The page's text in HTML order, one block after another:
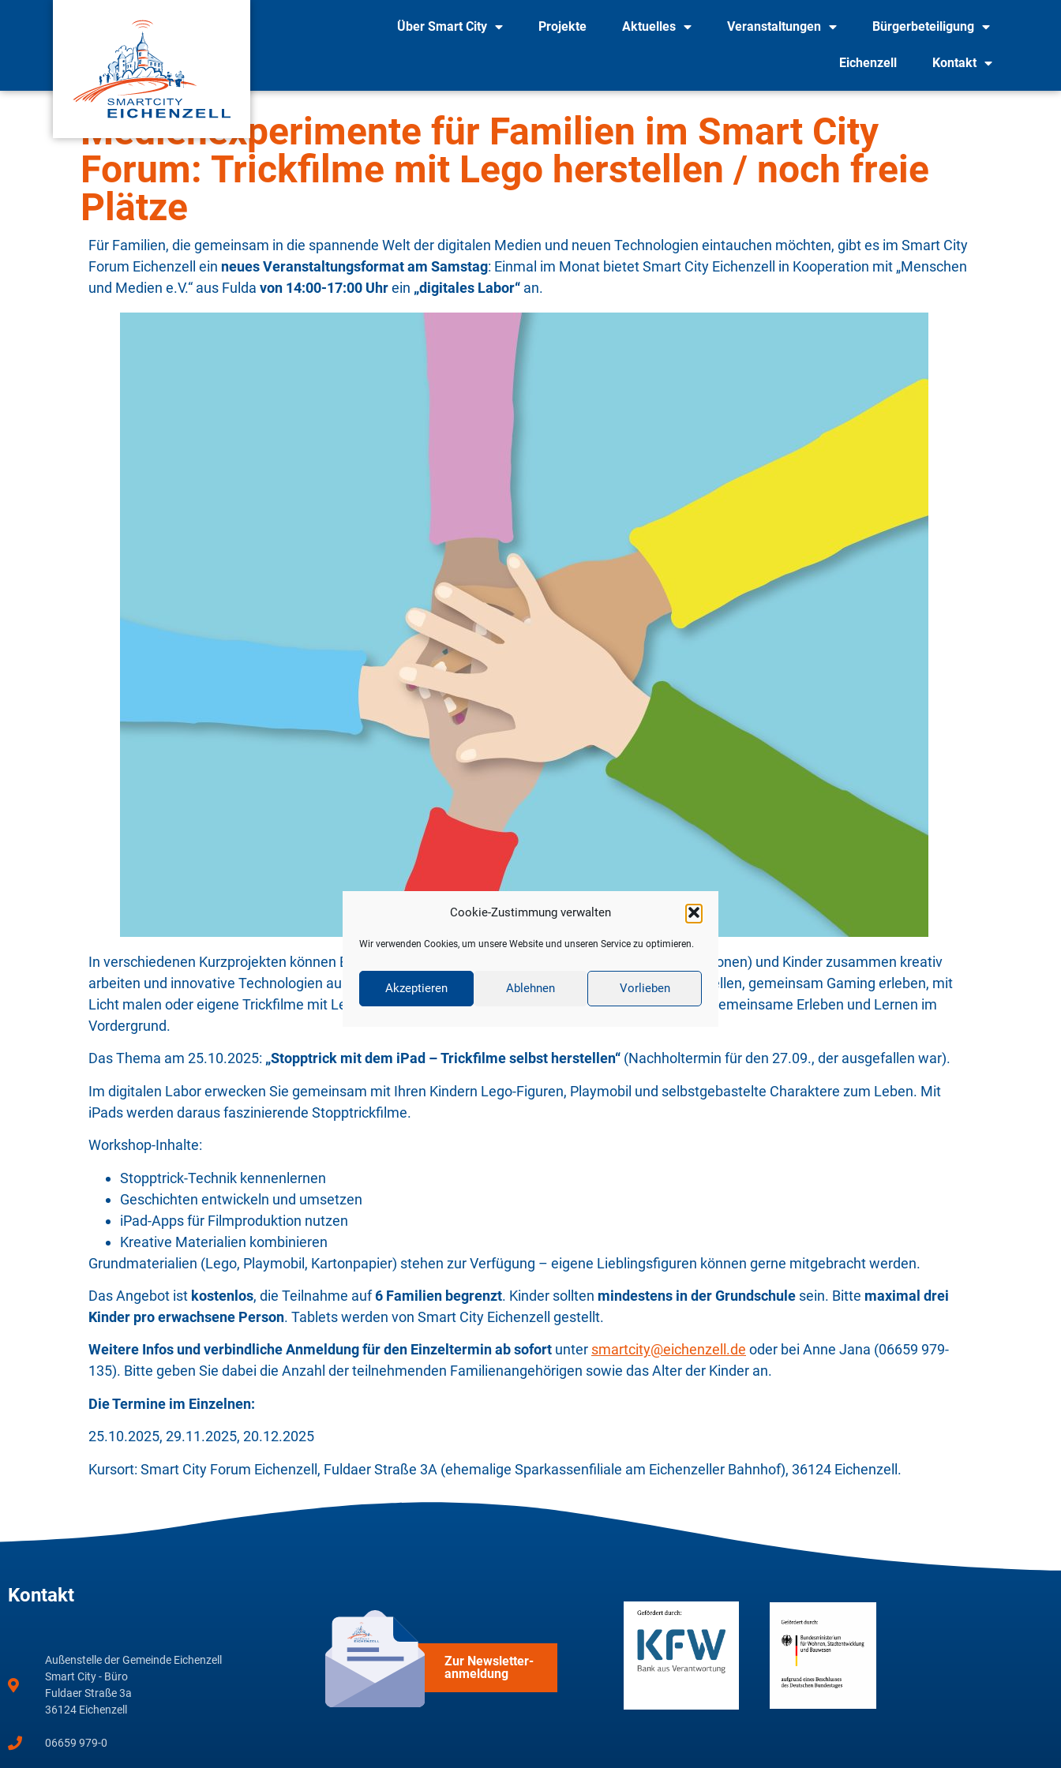
Cookie-Zustimmung verwalten
Wir verwenden Cookies, um unsere Website und unseren Service zu optimieren.
Akzeptieren Ablehnen Vorlieben
Über Smart City Projekte Aktuelles Veranstaltungen Bürgerbeteiligung
Eichenzell Kontakt
Medienexperimente für Familien im Smart City
Forum: Trickfilme mit Lego herstellen / noch freie
Plätze
Für Familien, die gemeinsam in die spannende Welt der digitalen Medien und neuen Technologien eintauchen möchten, gibt es im Smart City
Forum Eichenzell ein neues Veranstaltungsformat am Samstag: Einmal im Monat bietet Smart City Eichenzell in Kooperation mit „Menschen
und Medien e.V.“ aus Fulda von 14:00-17:00 Uhrein „digitales Labor“ an.
In verschiedenen Kurzprojekten können Eltern (oder auch Großeltern, Paten oder andere Bezugspersonen) und Kinder zusammen kreativ
arbeiten und innovative Technologien ausprobieren. Bilder und Musik mit Künstlicher Intelligenz erstellen, gemeinsam Gaming erleben, mit
Licht malen oder eigene Trickfilme mit Lego gestalten – bei allen Themenschwerpunkten steht das gemeinsame Erleben und Lernen im
Vordergrund.
Das Thema am 25.10.2025: „Stopptrick mit dem iPad – Trickfilme selbst herstellen“ (Nachholtermin für den 27.09., der ausgefallen war).
Im digitalen Labor erwecken Sie gemeinsam mit Ihren Kindern Lego-Figuren, Playmobil und selbstgebastelte Charaktere zum Leben. Mit
iPads werden daraus faszinierende Stopptrickfilme.
Workshop-Inhalte:
Stopptrick-Technik kennenlernen
Geschichten entwickeln und umsetzen
iPad-Apps für Filmproduktion nutzen
Kreative Materialien kombinieren
Grundmaterialien (Lego, Playmobil, Kartonpapier) stehen zur Verfügung – eigene Lieblingsfiguren können gerne mitgebracht werden.
Das Angebot ist kostenlos, die Teilnahme auf6 Familien begrenzt. Kinder sollten mindestens in der Grundschule sein. Bitte maximal drei
Kinder pro erwachsene Person. Tablets werden von Smart City Eichenzell gestellt.
Weitere Infos und verbindliche Anmeldung für den Einzeltermin ab sofort unter smartcity@eichenzell.de oder bei Anne Jana (06659 979-
135). Bitte geben Sie dabei die Anzahl der teilnehmenden Familienangehörigen sowie das Alter der Kinder an.
Die Termine im Einzelnen:
25.10.2025, 29.11.2025, 20.12.2025
Kursort: Smart City Forum Eichenzell, Fuldaer Straße 3A (ehemalige Sparkassenfiliale am Eichenzeller Bahnhof), 36124 Eichenzell.
Kontakt
Außenstelle der Gemeinde Eichenzell
Smart City - Büro
Fuldaer Straße 3a
36124 Eichenzell
06659 979-0
Zur Newsletter-
anmeldung